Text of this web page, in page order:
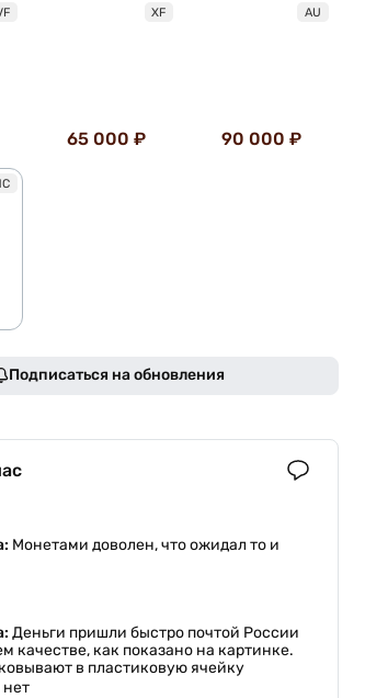
XF
65 000 ₽
AU
90 000 ₽
Подписаться на обновления
Монетами доволен, что ожидал то и
Деньги пришли быстро почтой России
качестве, как показано на картинке.
в пластиковую ячейку
нет